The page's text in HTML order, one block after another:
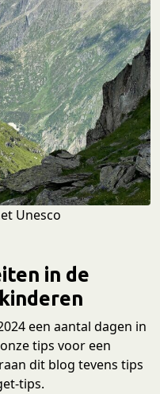
Unesco
in de
een aantal dagen in
tips voor een
dit blog tevens tips
tips.